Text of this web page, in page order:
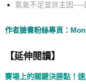
氧氣不足並非主因──
作者臉書粉絲專頁：
【延伸閱讀】
賽場上的關鍵決勝點！